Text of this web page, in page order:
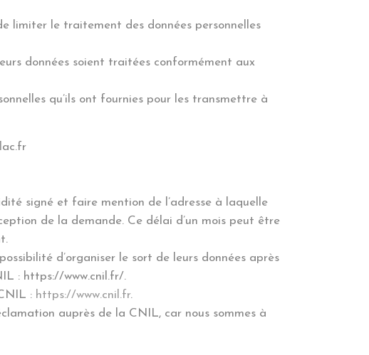
limiter le traitement des données personnelles
données soient traitées conformément aux
qu’ils ont fournies pour les transmettre à
signé et faire mention de l’adresse à laquelle
de la demande. Ce délai d’un mois peut être
d’organiser le sort de leurs données après
: https://www.cnil.fr/.
: https://www.cnil.fr.
auprès de la CNIL, car nous sommes à